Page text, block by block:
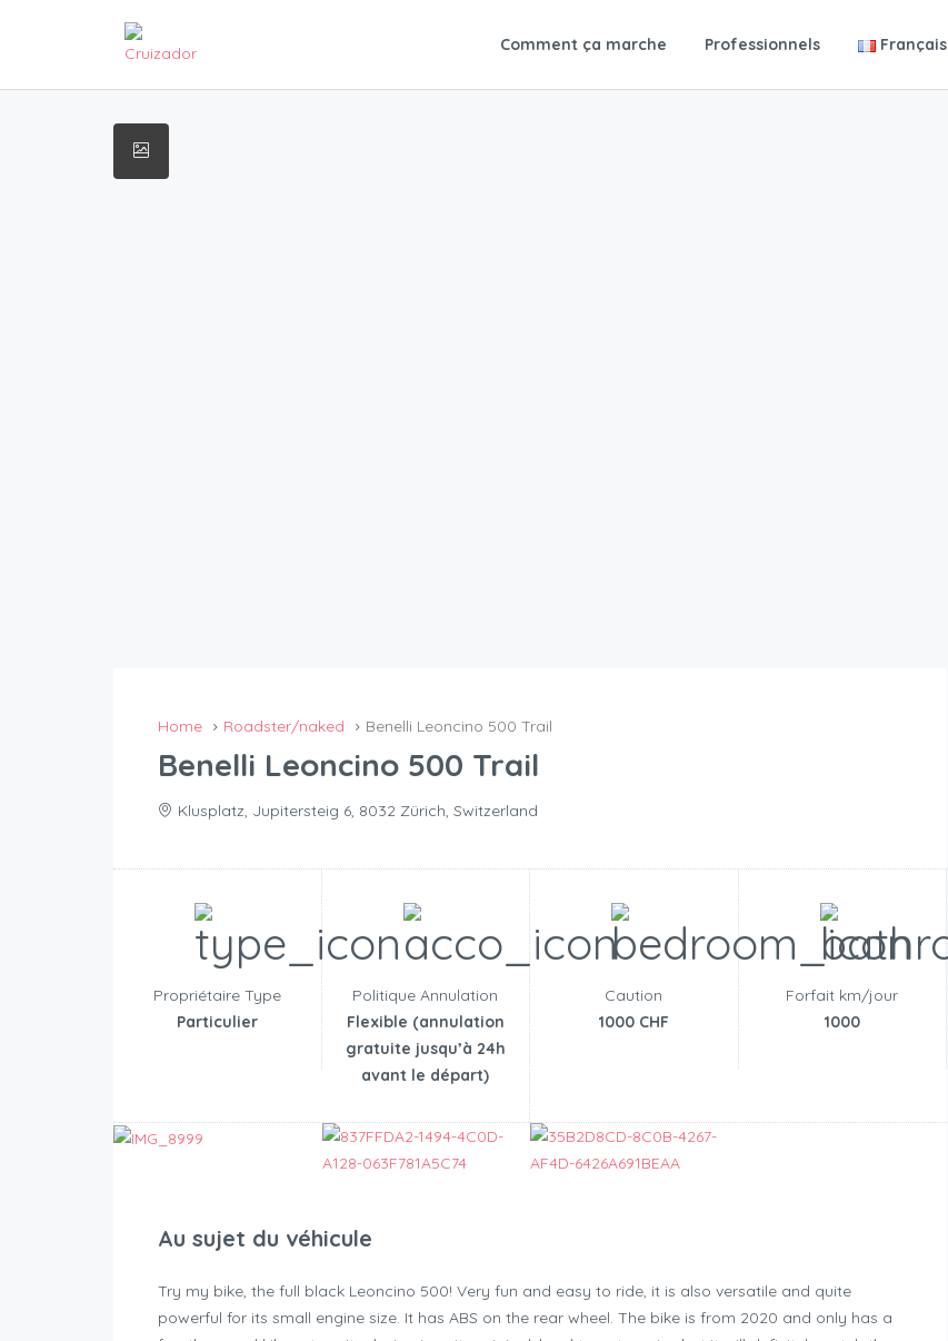
Comment ça marche Professionnels Français
Home Roadster/naked Benelli Leoncino 500 Trail
Benelli Leoncino 500 Trail
Klusplatz, Jupitersteig 6, 8032 Zürich, Switzerland
Propriétaire Type
Particulier
Politique Annulation
Flexible (annulation
gratuite jusqu’à 24h
avant le départ)
Caution
1000 CHF
Forfait km/jour
1000
Au sujet du véhicule
Try my bike, the full black Leoncino 500! Very fun and easy to ride, it is also versatile and quite
powerful for its small engine size. It has ABS on the rear wheel. The bike is from 2020 and only has a